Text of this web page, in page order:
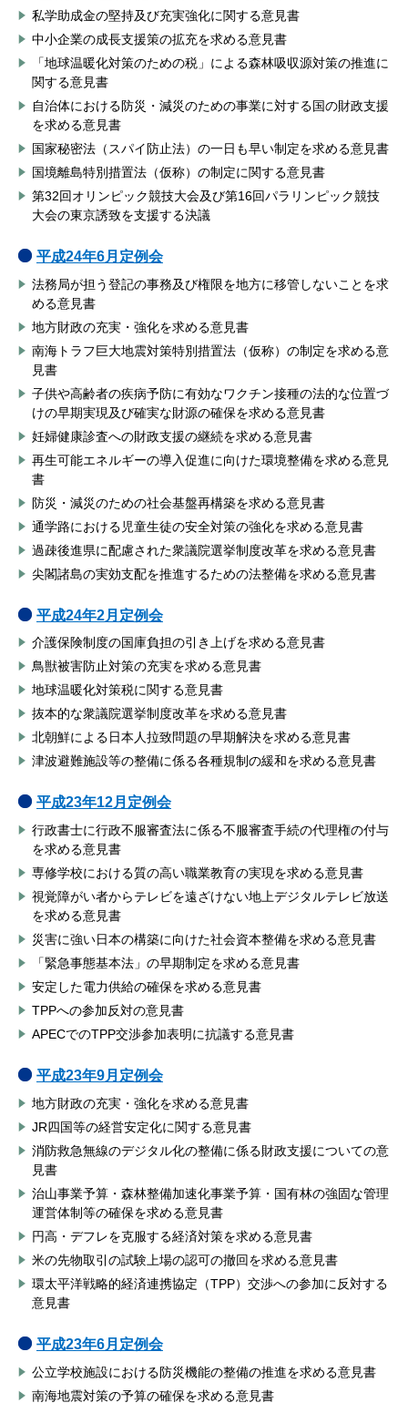
私学助成金の堅持及び充実強化に関する意見書
中小企業の成長支援策の拡充を求める意見書
「地球温暖化対策のための税」による森林吸収源対策の推進に
関する意見書
自治体における防災・減災のための事業に対する国の財政支援
を求める意見書
国家秘密法（スパイ防止法）の一日も早い制定を求める意見書
国境離島特別措置法（仮称）の制定に関する意見書
第32回オリンピック競技大会及び第16回パラリンピック競技
大会の東京誘致を支援する決議
平成24年6月定例会
法務局が担う登記の事務及び権限を地方に移管しないことを求
める意見書
地方財政の充実・強化を求める意見書
南海トラフ巨大地震対策特別措置法（仮称）の制定を求める意
見書
子供や高齢者の疾病予防に有効なワクチン接種の法的な位置づ
けの早期実現及び確実な財源の確保を求める意見書
妊婦健康診査への財政支援の継続を求める意見書
再生可能エネルギーの導入促進に向けた環境整備を求める意見
書
防災・減災のための社会基盤再構築を求める意見書
通学路における児童生徒の安全対策の強化を求める意見書
過疎後進県に配慮された衆議院選挙制度改革を求める意見書
尖閣諸島の実効支配を推進するための法整備を求める意見書
平成24年2月定例会
介護保険制度の国庫負担の引き上げを求める意見書
鳥獣被害防止対策の充実を求める意見書
地球温暖化対策税に関する意見書
抜本的な衆議院選挙制度改革を求める意見書
北朝鮮による日本人拉致問題の早期解決を求める意見書
津波避難施設等の整備に係る各種規制の緩和を求める意見書
平成23年12月定例会
行政書士に行政不服審査法に係る不服審査手続の代理権の付与
を求める意見書
専修学校における質の高い職業教育の実現を求める意見書
視覚障がい者からテレビを遠ざけない地上デジタルテレビ放送
を求める意見書
災害に強い日本の構築に向けた社会資本整備を求める意見書
「緊急事態基本法」の早期制定を求める意見書
安定した電力供給の確保を求める意見書
TPPへの参加反対の意見書
APECでのTPP交渉参加表明に抗議する意見書
平成23年9月定例会
地方財政の充実・強化を求める意見書
JR四国等の経営安定化に関する意見書
消防救急無線のデジタル化の整備に係る財政支援についての意
見書
治山事業予算・森林整備加速化事業予算・国有林の強固な管理
運営体制等の確保を求める意見書
円高・デフレを克服する経済対策を求める意見書
米の先物取引の試験上場の認可の撤回を求める意見書
環太平洋戦略的経済連携協定（TPP）交渉への参加に反対する
意見書
平成23年6月定例会
公立学校施設における防災機能の整備の推進を求める意見書
南海地震対策の予算の確保を求める意見書